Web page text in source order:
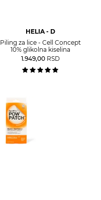
HELIA - D
Piling za lice - Cell Concept
10% glikolna kiselina
1.949,00 RSD